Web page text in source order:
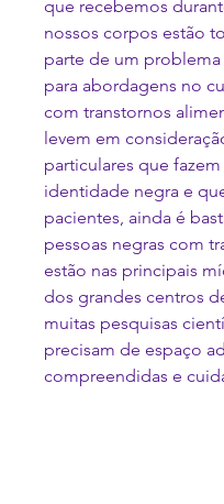
que recebemos
nossos corpos estão
parte de um
para abordagens no
com transtornos
levem em
particulares que
identidade negra e
pacientes, ainda é
pessoas negras com
estão nas principais
dos grandes centros
muitas pesquisas
precisam de espaço
compreendidas e